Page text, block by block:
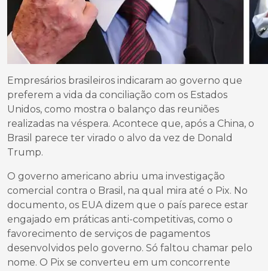
Empresários brasileiros indicaram ao governo que
preferem a vida da conciliação com os Estados
Unidos, como mostra o balanço das reuniões
realizadas na véspera. Acontece que, após a China, o
Brasil parece ter virado o alvo da vez de Donald
Trump.
O governo americano abriu uma investigação
comercial contra o Brasil, na qual mira até o Pix. No
documento, os EUA dizem que o país parece estar
engajado em práticas anti-competitivas, como o
favorecimento de serviços de pagamentos
desenvolvidos pelo governo. Só faltou chamar pelo
nome. O Pix se converteu em um concorrente